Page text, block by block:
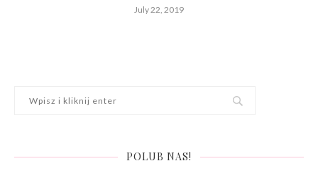
July 22, 2019
POLUB NAS!